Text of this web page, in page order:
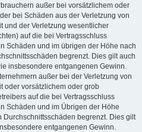
außer bei vorsätzlichem oder
bei Schäden aus der Verletzung von
und der Verletzung wesentlicher
auf die bei Vertragsschluss
Schäden und im übrigen der Höhe nach
begrenzt. Dies gilt auch
insbesondere entgangenen Gewinn.
außer bei der Verletzung von
oder vorsätzlichem oder grob
auf die bei Vertragsschluss
Schäden und im Übrigen der Höhe
Durchschnittsschäden begrenzt. Dies gilt
entgangenen Gewinn.